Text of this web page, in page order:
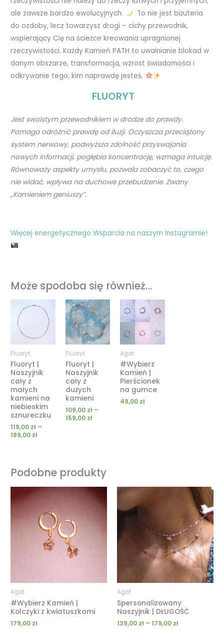
ale zawsze bardzo ewolucyjnych.
To nie jest biżuteria
do ozdoby, lecz towarzysz drogi – cichy przewodnik,
wspierający Cię na ścieżce kreowania upragnionej
rzeczywistości. Każdy Kamień PATH to uwalnianie blokad w
danym obszarze, transformacja, wzrost świadomości i
odkrywanie tego, kim naprawdę jesteś.
FLUORYT
Jest swoistym przewodnikiem w drodze do prawdy.
Pomaga odróżnić prawdę od iluzji. Oczyszcza przeciążony
system nerwowy, podwyższa zdolność przyswajania
nowych informacji, pogłębia koncentrację, wzmaga intuicję.
Równoważy aspekty umysłu, pozwala zobaczyć to, czego
nie widać, wpływa na duchowe przebudzenie.Zwany
„Kamieniem geniuszy”.
Więcej energetycznego Wsparcia na naszym Instagramie!
Może spodoba się również…
Fluoryt
Fluoryt |
Naszyjnik
cały z
małych
kamieni na
niebieskim
sznureczku
119,00 zł –
189,00 zł
cen:
119,00 zł
do
189,00 zł
Fluoryt
Fluoryt |
Naszyjnik
cały z
dużych
kamieni
109,00 zł –
159,00 zł
Zakres
cen:
od
109,00 zł
do
159,00 zł
Agat
#Wybierz
Kamień |
Pierścionek
na gumce
49,00 zł
Podobne produkty
Agat
#Wybierz Kamień |
Kolczyki z kwiatuszkami
179,00 zł
Agat
Spersonalizowany
Naszyjnik | DŁUGOŚĆ
139,00 zł – 179,00 zł
Zakres
cen:
139,00 zł
179,00 zł